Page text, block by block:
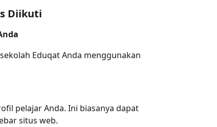
Diikuti
Eduqat Anda menggunakan
pelajar Anda. Ini biasanya dapat
situs web.